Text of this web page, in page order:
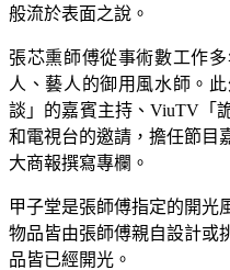
般流於表面之說。
張芯熏師傅從事術數工作
人、藝人的御用風水師。
談」的嘉賓主持、ViuTV「
和電視台的邀請，擔任節目
大商報撰寫專欄。
甲子堂是張師傅指定的開光
物品皆由張師傅親自設計或
品皆已經開光。